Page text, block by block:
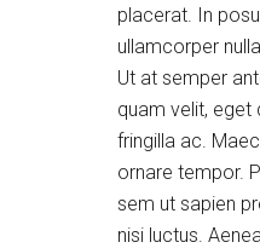
placerat. In
ullamcorper
Ut at semper
quam velit, eget
fringilla ac.
ornare tempor.
sem ut sapien
nisi luctus.